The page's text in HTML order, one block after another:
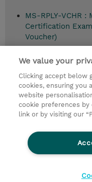
MS-RPLY-VCHR :
Certification
Voucher)
© 2026 TD SYNNEX
Relations
Ethics Line
Informations sur le
We value your
Clicking accept below
cookies, ensuring you
website
cookie preferences by
link or by visiting our